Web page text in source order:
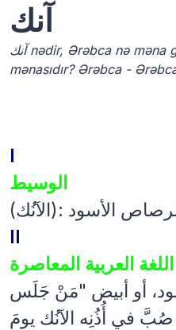
آنك
آنك nədir, Ərəbca nə məna gəlir, Ərəbca آنك nə
mənasıdır? Ərəbca -
I
الوسيط
II
العربية المعاصرة
أو أبيض "مَنْ جَلَس
صُبَّ في أُذُنِه الآنُك يومَ